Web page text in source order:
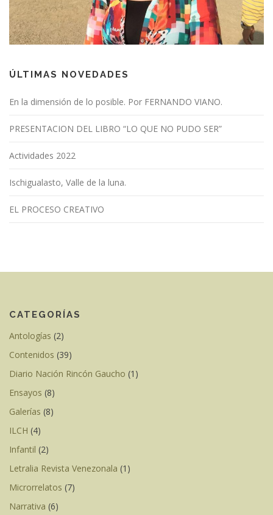
ÚLTIMAS NOVEDADES
En la dimensión de lo posible. Por FERNANDO VIANO.
PRESENTACION DEL LIBRO “LO QUE NO PUDO SER”
Actividades 2022
Ischigualasto, Valle de la luna.
EL PROCESO CREATIVO
CATEGORÍAS
Antologías (2)
Contenidos (39)
Diario Nación Rincón Gaucho (1)
Ensayos (8)
Galerías (8)
ILCH (4)
Infantil (2)
Letralia Revista Venezonala (1)
Microrrelatos (7)
Narrativa (6)